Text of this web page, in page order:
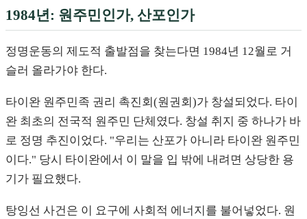
1984년: 원주민인가, 산포인가
정명운동의 제도적 출발점을 찾는다면 1984년 12월로 거
슬러 올라가야 한다.
타이완 원주민족 권리 촉진회(원권회)가 창설되었다. 타이
완 최초의 전국적 원주민 단체였다. 창설 취지 중 하나가 바
로 정명 추진이었다. "우리는 산포가 아니라 타이완 원주민
이다." 당시 타이완에서 이 말을 입 밖에 내려면 상당한 용
기가 필요했다.
탕잉선 사건은 이 요구에 사회적 에너지를 불어넣었다. 원